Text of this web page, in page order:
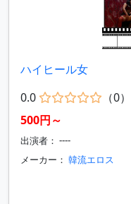
ハイヒール女
0.0
（0）
500円～
出演者： ----
メーカー： 韓流エロス